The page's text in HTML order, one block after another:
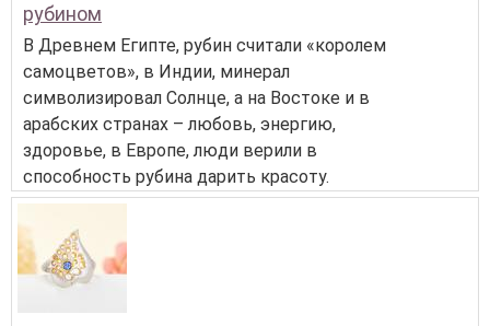
рубином
В Древнем Египте, рубин считали «королем
самоцветов», в Индии, минерал
символизировал Солнце, а на Востоке и в
арабских странах – любовь, энергию,
здоровье, в Европе, люди верили в
способность рубина дарить красоту.